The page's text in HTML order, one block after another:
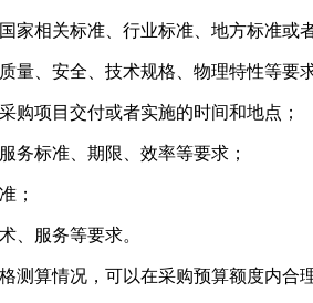
相关标准、行业标准、地方标准或者
、安全、技术规格、物理特性等要求
项目交付或者实施的时间和地点；
标准、期限、效率等要求；
；
服务等要求。
情况，可以在采购预算额度内合理